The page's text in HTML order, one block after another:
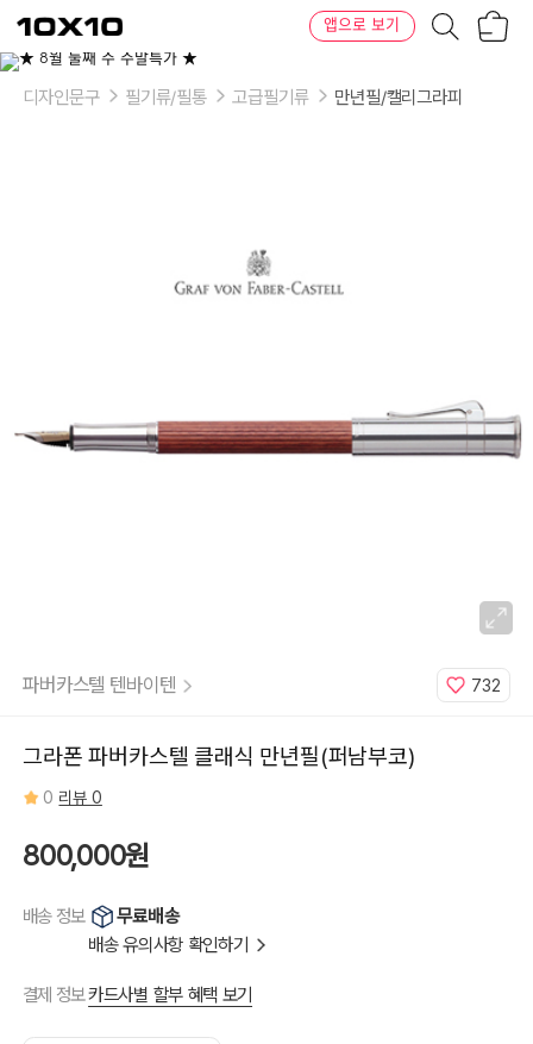
텐
바
텐
앱으로 보기
디자인문구 필기류/필통 고급필기류 만년필/캘리그라피
파버카스텔 텐바이텐 732
그라폰 파버카스텔 클래식 만년필(퍼남부코)
0 리뷰 0
800,000원
배송 정보
무료배송
배송 유의사항 확인하기
결제 정보카드사별 할부 혜택 보기